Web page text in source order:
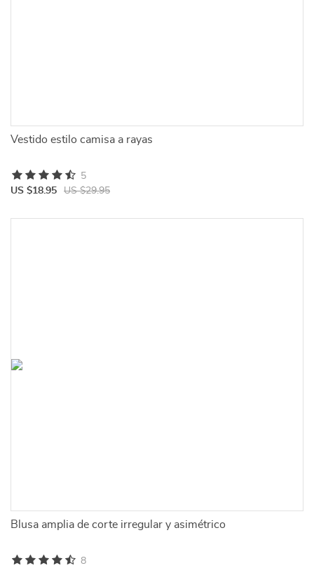
Vestido estilo camisa a rayas
US $18.95 US $29.95
5
Blusa amplia de corte irregular y asimétrico
8